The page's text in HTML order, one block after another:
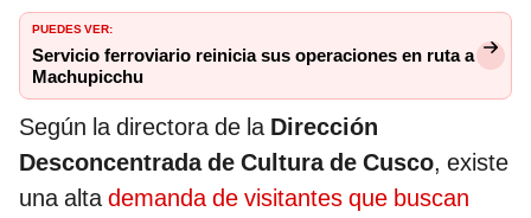
PUEDES VER:
Servicio ferroviario reinicia sus operaciones en ruta a
Machupicchu
Según la directora de la Dirección
Desconcentrada de Cultura de Cusco, existe
una altademanda de visitantes que buscan